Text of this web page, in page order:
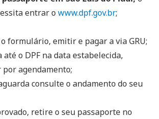
entrar o www.dpf.gov.br;
formulário, emitir e pagar a via GRU;
até o DPF na data estabelecida,
agendamento;
consulte o andamento do seu
retire o seu passaporte no